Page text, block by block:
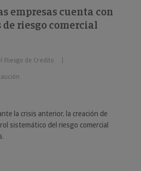
empresas cuenta con
riesgo comercial
Riesgo de Credito
la crisis anterior, la creación de
sistemático del riesgo comercial